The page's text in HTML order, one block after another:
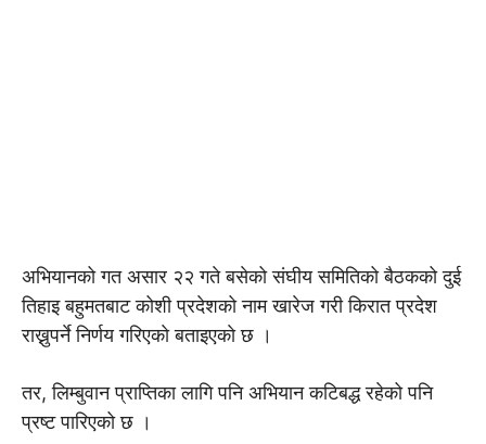
अभियानको गत असार २२ गते बसेको संघीय समितिको बैठकको दुई
तिहाइ बहुमतबाट कोशी प्रदेशको नाम खारेज गरी किरात प्रदेश
राख्नुपर्ने निर्णय गरिएकाे बताइएकाे छ ।
तर, लिम्बुवान प्राप्तिका लागि पनि अभियान कटिबद्ध रहेको पनि
प्रष्ट पारिएको छ ।